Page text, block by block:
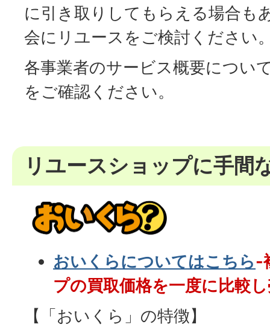
に引き取りしてもらえる場合も
会にリユースをご検討ください
各事業者のサービス概要につい
をご確認ください。
リユースショップに手間
おいくらについてはこちら-
プの買取価格を一度に比較
【「おいくら」の特徴】